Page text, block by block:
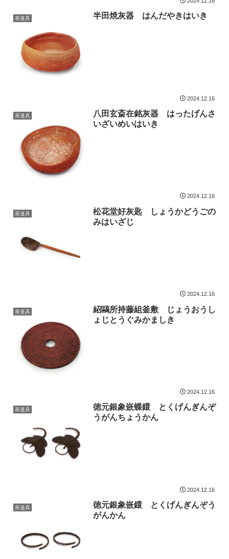
茶道具 半田焼灰器 はんだやきはいき
2024.12.16
茶道具
八田玄斎在銘灰器 はったげんさ
いざいめいはいき
2024.12.16
茶道具
松花堂好灰匙 しょうかどうごの
みはいざじ
2024.12.16
茶道具
紹鷗所持藤組釜敷 じょうおうし
ょじとうぐみかましき
2024.12.16
茶道具
徳元銀象嵌蝶鐶 とくげんぎんぞ
うがんちょうかん
2024.12.16
茶道具
徳元銀象嵌鐶 とくげんぎんぞう
がんかん